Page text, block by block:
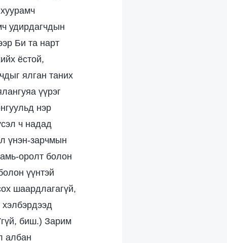
удирдагчдын
Би та нарт
ёстой,
ялган таних
үүрэг
нэр
ч надад
үнэн-зарчмын
оролт болон
үүнтэй
шаардлагагүй,
хэлбэрдээд
биш.) Зарим
албан